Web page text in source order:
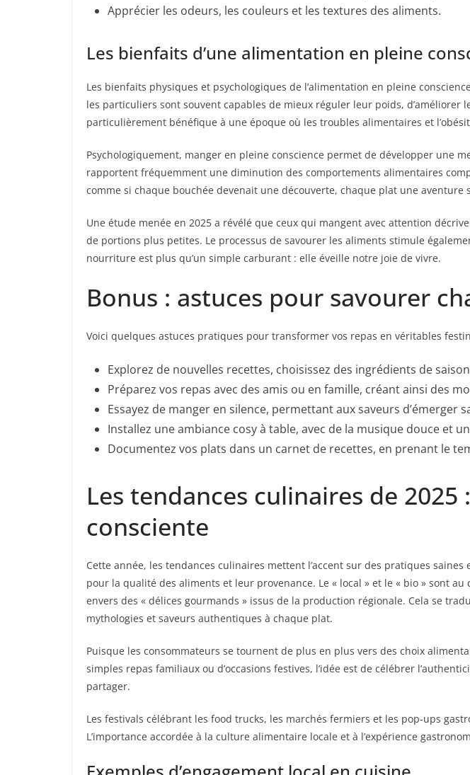
Apprécier les odeurs, les couleurs et les textures des aliments.
Les bienfaits d’une alimentation en pleine
Les bienfaits physiques et psychologiques de l’alimentation en pleine
les particuliers sont souvent capables de mieux réguler leur poids,
particulièrement bénéfique à une époque où les troubles alimentaires et
Psychologiquement, manger en pleine conscience permet de développer une
rapportent fréquemment une diminution des comportements alimentaires
comme si chaque bouchée devenait une découverte, chaque plat une aventure
Une étude menée en 2025 a révélé que ceux qui mangent avec attention
de portions plus petites. Le processus de savourer les aliments stimule
nourriture est plus qu’un simple carburant : elle éveille notre joie de vivre.
Bonus : astuces pour savourer
Voici quelques astuces pratiques pour transformer vos repas en véritables
Explorez de nouvelles recettes, choisissez des ingrédients de
Préparez vos repas avec des amis ou en famille, créant ainsi des
Essayez de manger en silence, permettant aux saveurs d’émerger
Installez une ambiance cosy à table, avec de la musique douce et
Documentez vos plats dans un carnet de recettes, en prenant le
Les tendances culinaires de
consciente
Cette année, les tendances culinaires mettent l’accent sur des pratiques
pour la qualité des aliments et leur provenance. Le « local » et le « bio » sont
envers des « délices gourmands » issus de la production régionale. Cela se
mythologies et saveurs authentiques à chaque plat.
Puisque les consommateurs se tournent de plus en plus vers des choix
simples repas familiaux ou d’occasions festives, l’idée est de célébrer
partager.
Les festivals célébrant les food trucks, les marchés fermiers et les pop-ups
L’importance accordée à la culture alimentaire locale et à l’expérience